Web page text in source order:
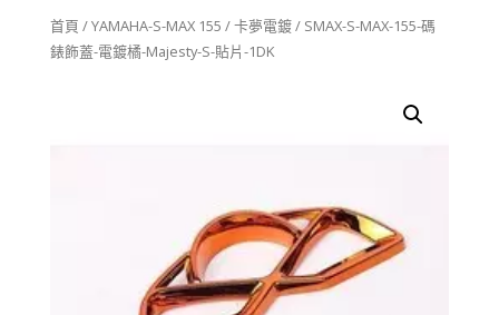
首頁 /YAMAHA-S-MAX 155 /卡夢電鍍/ SMAX-S-MAX-155-碼
錶飾蓋-電鍍橘-Majesty-S-貼片-1DK